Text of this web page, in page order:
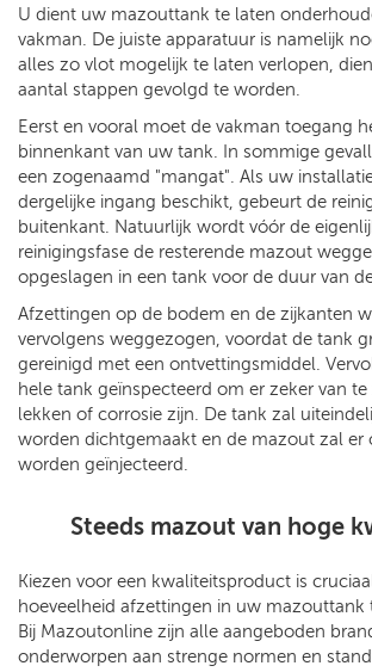
U dient uw mazouttank te laten
vakman. De juiste apparatuur is namelijk
alles zo vlot mogelijk te laten verlopen,
aantal stappen gevolgd te worden.
Eerst en vooral moet de vakman toegang
binnenkant van uw tank. In sommige
een zogenaamd "mangat". Als uw
dergelijke ingang beschikt, gebeurt de
buitenkant. Natuurlijk wordt vóór de
reinigingsfase de resterende mazout
opgeslagen in een tank voor de duur van
Afzettingen op de bodem en de zijkanten
vervolgens weggezogen, voordat de tank
gereinigd met een ontvettingsmiddel.
hele tank geïnspecteerd om er zeker van
lekken of corrosie zijn. De tank zal
worden dichtgemaakt en de mazout zal er
worden geïnjecteerd.
Steeds mazout van hoge
Kiezen voor een kwaliteitsproduct is
hoeveelheid afzettingen in uw mazouttank
Bij Mazoutonline zijn alle aangeboden
onderworpen aan strenge normen en